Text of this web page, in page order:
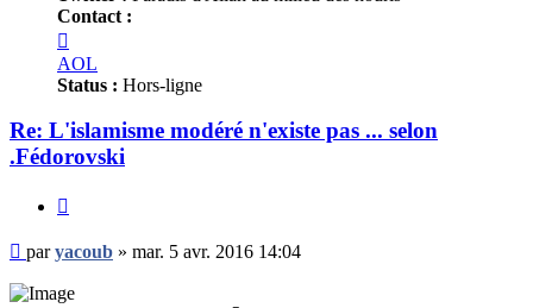
Contact :
yacoub
AOL
Status : Hors-ligne
Re: L'islamisme modéré n'existe pas ... selon
.Fédorovski
Message
non
lu
paryacoub » mar. 5 avr. 2016 14:04